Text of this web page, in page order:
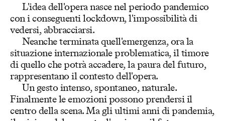
L'idea dell'opera nasce nel periodo pandemico
con i conseguenti lockdown, l'impossibilità di
vedersi, abbracciarsi.
Neanche terminata quell'emergenza, ora la
situazione internazionale problematica, il timore
di quello che potrà accadere, la paura del futuro,
rappresentano il contesto dell'opera.
Un gesto intenso, spontaneo, naturale.
Finalmente le emozioni possono prendersi il
centro della scena. Ma gli ultimi anni di pandemia,